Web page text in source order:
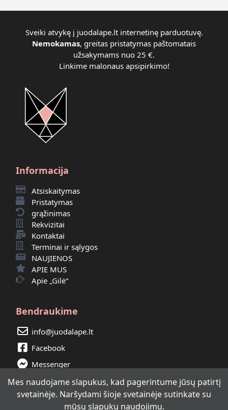
Sveiki atvykę į juodalape.lt internetinę parduotuvę.
Nemokamas, greitas pristatymas paštomatais
užsakymams nuo 25 €.
Linkime malonaus apsipirkimo!
Informacija
Atsiskaitymas
Pristatymas
grąžinimas
Rekvizitai
Kontaktai
Terminai ir sąlygos
NAUJIENOS
APIE MUS
Apie „Gilė“
Bendraukime
info@juodalape.lt
Facebook
Messenger
Instagram
Mes naudojame slapukus, kad pagerintume jūsų patirtį
svetainėje. Naršydami šioje svetainėje sutinkate su
mūsų slapukų naudojimu.